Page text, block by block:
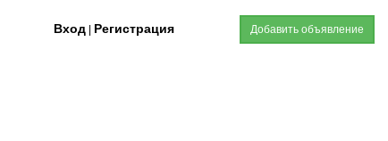
Вход Регистрация Добавить объявление